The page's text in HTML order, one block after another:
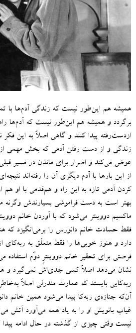
همیشه هم این‌طور نیست که زندگی آدم‌ها با
برگردد و همیشه هم این‌طور نیست که آدم‌ها
ازدست‌رفته پیدا کنند و گاهی اصلاً به این
زندگی و از دست رفتن آدمی که بخش مهمی از
عوض می‌کند و اصرار برای ماندن در مسیر
از این بارها با آدم دیگری آن را رفته‌اند
کردن آدمی تازه به این راه و هم‌قدمی با او
بهتر است به دست فراموشی بسپارندش وگرنه
ماکسیم دووینتر می‌شود که با آوردن خانم
فقط حسادت خانم دانورس را برمی‌انگیزد که
دارد و هنوز خوبی‌ها را فقط متعلّق به ربه‌کای
فرصتی برای تحقیر خانم دووینترِ دوّم
نشان می‌دهد اصلاً کسی جدی‌اش نمی‌گیرد و
ربه‌کایی بایستد که عمارت مندرلی اصلاً
آن‌که جنازه‌ی ربه‌کا پیدا می‌شود همین خانم
غیاب بانویش او را به یاد همه می‌آورد آتش
نیست وقتی چیزی از گذشته در حال ادامه